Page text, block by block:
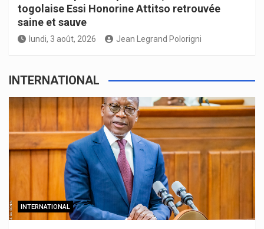
togolaise Essi Honorine Attitso retrouvée
saine et sauve
lundi, 3 août, 2026 Jean Legrand Polorigni
INTERNATIONAL
INTERNATIONAL